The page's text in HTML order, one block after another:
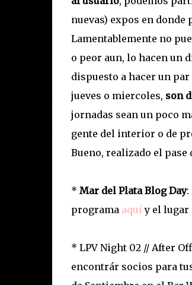
nuevas) expos en donde
Lamentablemente no
o peor aun, lo hacen un
dispuesto a hacer un
jueves o miercoles, son
jornadas sean un poco
gente del interior o de
Bueno, realizado el
* Mar del Plata Blog Day:
programa aquíy el lugar
* LPV Night 02 // After
encontrár socios para